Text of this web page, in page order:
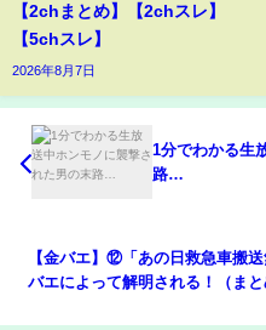
【2chまとめ】【2chスレ】
【5chスレ】
2026年8月7日
1分でわかる生
路…
【金バエ】⑫「あの日救急車搬
バエによって解明される！（ま